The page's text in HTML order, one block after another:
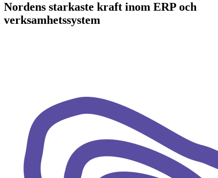
Nordens starkaste kraft inom ERP och
verksamhets­system